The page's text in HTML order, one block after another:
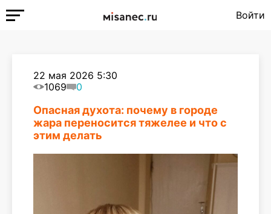
Войти
22 мая 2026 5:30
1069
0
Опасная духота: почему в городе
жара переносится тяжелее и что с
этим делать